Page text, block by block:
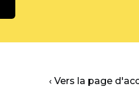
‹ Vers la page